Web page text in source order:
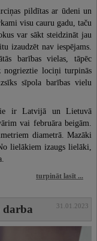
pildītas ar ūdeni un
visu cauru gadu, taču
var sākt steidzināt jau
izaudzēt nav iespējams.
barības vielas, tāpēc
nogrieztie lociņi turpinās
sīpola barības vielu
ir Latvijā un Lietuvā
vai februāra beigām.
diametrā. Mazāki
lielākiem izaugs lielāki,
turpināt lasīt ...
darba 31.01.2023